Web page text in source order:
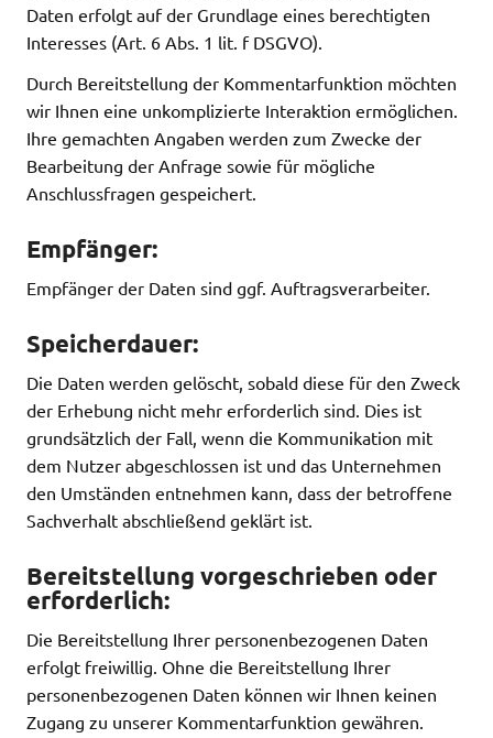
Daten erfolgt auf der Grundlage eines berechtigten
Interesses (Art. 6 Abs. 1 lit. f DSGVO).
Durch Bereitstellung der Kommentarfunktion möchten
wir Ihnen eine unkomplizierte Interaktion ermöglichen.
Ihre gemachten Angaben werden zum Zwecke der
Bearbeitung der Anfrage sowie für mögliche
Anschlussfragen gespeichert.
Empfänger:
Empfänger der Daten sind ggf. Auftragsverarbeiter.
Speicherdauer:
Die Daten werden gelöscht, sobald diese für den Zweck
der Erhebung nicht mehr erforderlich sind. Dies ist
grundsätzlich der Fall, wenn die Kommunikation mit
dem Nutzer abgeschlossen ist und das Unternehmen
den Umständen entnehmen kann, dass der betroffene
Sachverhalt abschließend geklärt ist.
Bereitstellung vorgeschrieben oder
erforderlich:
Die Bereitstellung Ihrer personenbezogenen Daten
erfolgt freiwillig. Ohne die Bereitstellung Ihrer
personenbezogenen Daten können wir Ihnen keinen
Zugang zu unserer Kommentarfunktion gewähren.